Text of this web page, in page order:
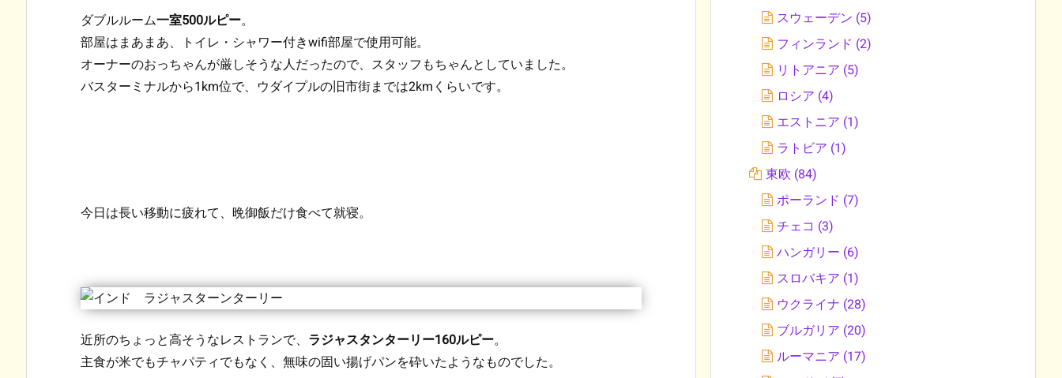
ダブルルーム一室500ルピー。
部屋はまあまあ、トイレ・シャワー付きwifi部屋で使用可能。
オーナーのおっちゃんが厳しそうな人だったので、スタッフもちゃんとしていました。
バスターミナルから1km位で、ウダイプルの旧市街までは2kmくらいです。
今日は長い移動に疲れて、晩御飯だけ食べて就寝。
近所のちょっと高そうなレストランで、 ラジャスタンターリー160ルピー。
主食が米でもチャパティでもなく、無味の固い揚げパンを砕いたようなものでした。
スウェーデン (5)
フィンランド (2)
リトアニア (5)
ロシア (4)
エストニア (1)
ラトビア (1)
東欧 (84)
ポーランド (7)
チェコ (3)
ハンガリー (6)
スロバキア (1)
ウクライナ (28)
ブルガリア (20)
ルーマニア (17)